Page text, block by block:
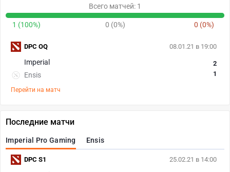
Всего матчей: 1
1 (100%) 0 (0%) 0 (0%)
08.01.21 в 19:00
Imperial
Ensis
2
1
Перейти на матч
DPC OQ
Последние матчи
Imperial Pro Gaming Ensis
25.02.21 в 14:00
DPC S1